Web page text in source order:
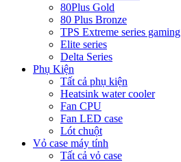
80Plus Gold
80 Plus Bronze
TPS Extreme series gaming
Elite series
Delta Series
Phụ Kiện
Tất cả phụ kiện
Heatsink water cooler
Fan CPU
Fan LED case
Lót chuột
Vỏ case máy tính
Tất cả vỏ case